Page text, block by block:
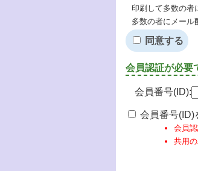
印刷して多数の者
多数の者にメール
同意する
会員認証が必要
会員番号(ID):
会員番号(ID)
会員
共用